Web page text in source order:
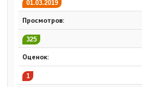
01.03.2019
Просмотров:
325
Оценок:
1